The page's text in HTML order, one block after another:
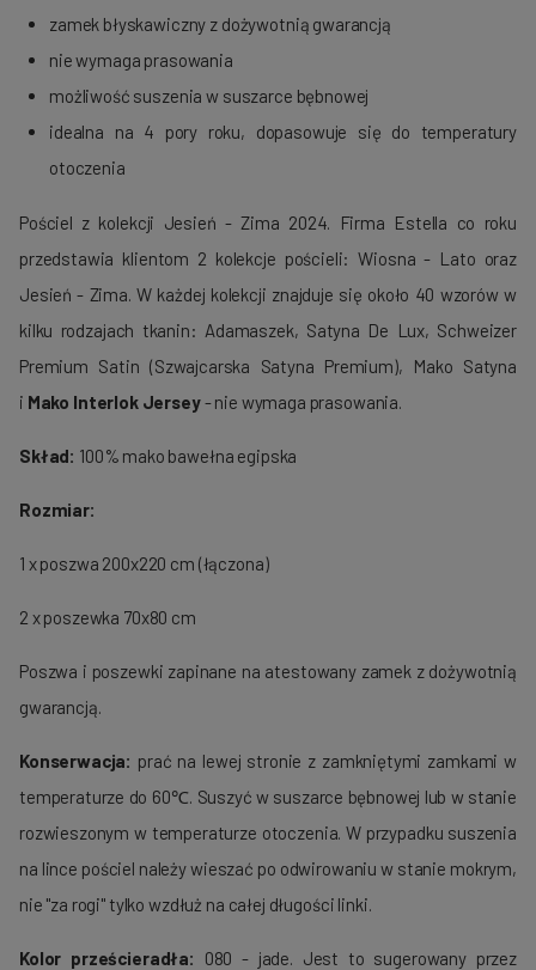
zamek błyskawiczny z dożywotnią gwarancją
nie wymaga prasowania
możliwość suszenia w suszarce bębnowej
idealna na 4 pory roku, dopasowuje się do temperatury
otoczenia
Pościel z kolekcji Jesień - Zima 2024. Firma Estella co roku
przedstawia klientom 2 kolekcje pościeli: Wiosna - Lato oraz
Jesień - Zima. W każdej kolekcji znajduje się około 40 wzorów w
kilku rodzajach tkanin: Adamaszek, Satyna De Lux, Schweizer
Premium Satin (Szwajcarska Satyna Premium), Mako Satyna
i Mako Interlok Jersey- nie wymaga prasowania.
Skład: 100% mako bawełna egipska
Rozmiar:
1 x poszwa 200x220 cm (łączona)
2 x poszewka 70x80 cm
Poszwa i poszewki zapinane na atestowany zamek z dożywotnią
gwarancją.
Konserwacja: prać na lewej stronie z zamkniętymi zamkami w
temperaturze do 60℃. Suszyć w suszarce bębnowej lub w stanie
rozwieszonym w temperaturze otoczenia. W przypadku suszenia
na lince pościel należy wieszać po odwirowaniu w stanie mokrym,
nie "za rogi" tylko wzdłuż na całej długości linki.
Kolor prześcieradła:
080 - jade. Jest to sugerowany przez